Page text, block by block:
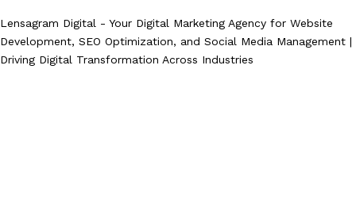
Lensagram Digital - Your Digital Marketing Agency for Website
Development, SEO Optimization, and Social Media Management |
Driving Digital Transformation Across Industries